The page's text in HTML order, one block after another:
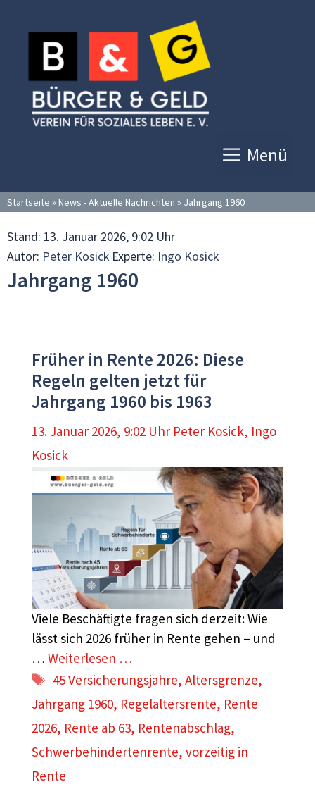
Inhalt
springen
Menü
Startseite » News - Aktuelle Nachrichten » Jahrgang 1960
Stand: 13. Januar 2026, 9:02 Uhr
Autor: Peter Kosick Experte: Ingo Kosick
Jahrgang 1960
Früher in Rente 2026: Diese
Regeln gelten jetzt für
Jahrgang 1960 bis 1963
13. Januar 2026, 9:02 Uhr Peter Kosick, Ingo
Kosick
Viele Beschäftigte fragen sich derzeit: Wie
lässt sich 2026 früher in Rente gehen – und
… Weiterlesen …
Schlagwörter
45 Versicherungsjahre,Altersgrenze,
Jahrgang 1960, Regelaltersrente, Rente
2026, Rente ab 63, Rentenabschlag,
Schwerbehindertenrente, vorzeitig in
Rente